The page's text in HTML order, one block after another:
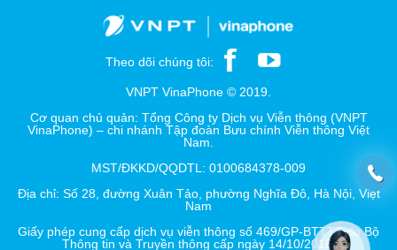
Theo dõi chúng tôi:
VNPT VinaPhone © 2019.
Cơ quan chủ quản: Tổng Công ty Dịch vụ Viễn thông (VNPT
VinaPhone) – chi nhánh Tập đoàn Bưu chính Viễn thông Việt
Nam.
MST/ĐKKD/QQDTL: 0100684378-009
Địa chỉ: Số 28, đường Xuân Tảo, phường Nghĩa Đô, Hà Nội, Việt
Nam
Giấy phép cung cấp dịch vụ viễn thông số 469/GP-BTTTT do Bộ
Thông tin và Truyền thông cấp ngày 14/10/2016.